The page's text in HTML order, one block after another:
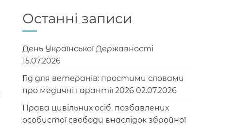
Останні записи
День Української Державності
15.07.2026
Гід для ветеранів: простими словами
про медичні гарантії 2026 02.07.2026
Права цивільних осіб, позбавлених
особистої свободи внаслідок збройної